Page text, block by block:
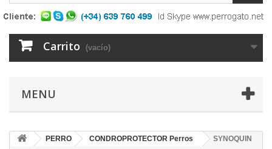
Carrito (vacío)
MENU
PERRO CONDROPROTECTOR Perros
SYNOQUIN